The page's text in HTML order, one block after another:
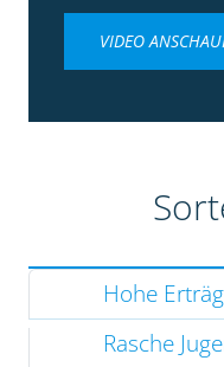
VIDEO
Hohe
Rasche